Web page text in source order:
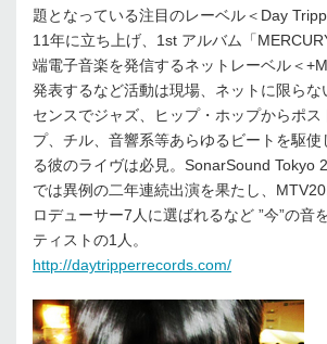
題となっている注目のレーベル＜Day
11年に立ち上げ、1st アルバム「
端電子音楽を発信するネットレーベル＜
発表するなど活動は現場、ネットに限らな
センスでジャズ、ヒップ・ホップからポス
プ、チル、音響系等あらゆるビートを駆使
る彼のライヴは必見。SonarSound Tokyo
では異例の二年連続出演を果たし、
ロデューサー7人に選ばれるなど ”今”の音
ティストの1人。
http://daytripperrecords.com/